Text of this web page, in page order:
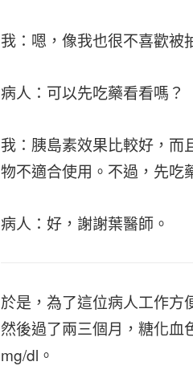
我：嗯，像我也很不喜歡被
病人：可以先吃藥看看嗎？
我：胰島素效果比較好，而
物不適合使用。不過，先吃
病人：好，謝謝葉醫師。
於是，為了這位病人工作方
然後過了兩三個月，糖化
mg/dl。